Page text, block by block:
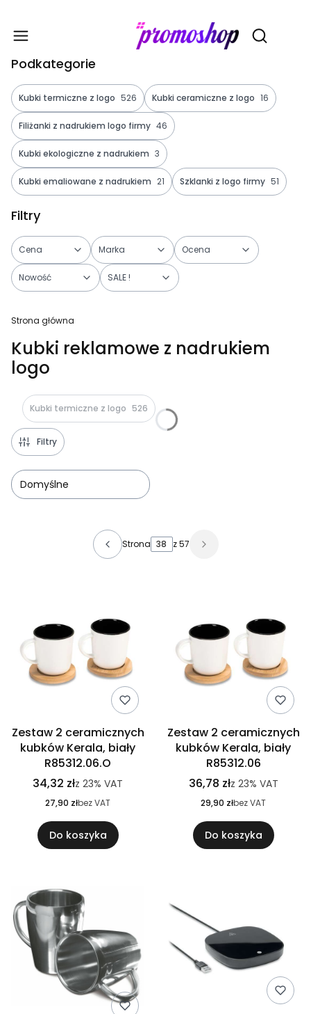
Otwórz
Podkategorie
Kubki termiczne z logo 526 Kubki ceramiczne z logo 16
Filiżanki z nadrukiem logo firmy 46
Kubki ekologiczne z nadrukiem 3
Kubki emaliowane z nadrukiem 21 Szklanki z logo firmy 51
Filtry
Cena Marka Ocena
Nowość SALE !
Strona główna
Kubki reklamowe z nadrukiem
logo
Kubki termiczne z logo 526
Filtry
Domyślne
Lista produktów
Strona z 57
Zestaw 2 ceramicznych
kubków Kerala, biały
R85312.06.O
34,32 złz 23% VAT
27,90 złbez VAT
Do koszyka
Zestaw 2 ceramicznych
kubków Kerala, biały
R85312.06
36,78 złz 23% VAT
29,90 złbez VAT
Do koszyka